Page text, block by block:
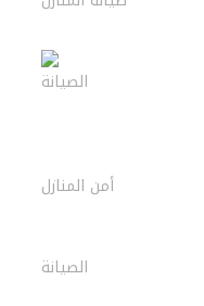
الصيانة
أمن المنازل
الصيانة